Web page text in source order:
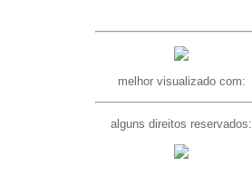
melhor visualizado com:
alguns direitos reservados: